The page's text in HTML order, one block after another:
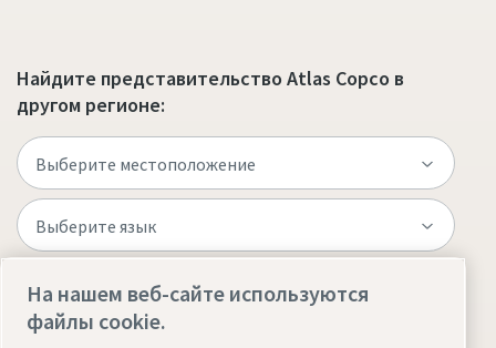
Найдите представительство Atlas Copco в
другом регионе:
Посетите веб-сайт
На нашем веб-сайте используются
файлы cookie.